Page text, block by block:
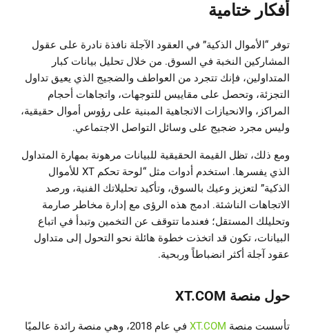
أفكار ختامية
توفر “الأموال الذكية” في العقود الآجلة نافذة نادرة على عقول
المشاركين النخبة في السوق. من خلال تحليل بيانات كبار
المتداولين، فإنك تتجرد من العواطف والضجيج الذي يعيق تداول
التجزئة، وتحصل على مقاييس للتوجهات، واتجاهات أحجام
المراكز، والانحيازات الاتجاهية المبنية على رؤوس أموال حقيقية،
وليس مجرد ضجيج على وسائل التواصل الاجتماعي.
ومع ذلك، تظل القيمة الحقيقية للبيانات مرهونة بمهارة المتداول
الذي يفسرها. استخدم أدوات مثل “لوحة تحكم XT للأموال
الذكية” لتعزيز وعيك بالسوق، وتأكيد تحليلاتك الفنية، ورصد
الاتجاهات الناشئة. ادمج هذه الرؤى مع إدارة مخاطر صارمة
وتحليلك المستقل؛ فعندما تتوقف عن التخمين وتبدأ في اتباع
البيانات، تكون قد اتخذت خطوة هائلة نحو التحول إلى متداول
عقود آجلة أكثر انضباطاً وربحية.
حول منصة XT.COM
تأسست منصة XT.COM
في عام 2018، وهي منصة رائدة عالميًا